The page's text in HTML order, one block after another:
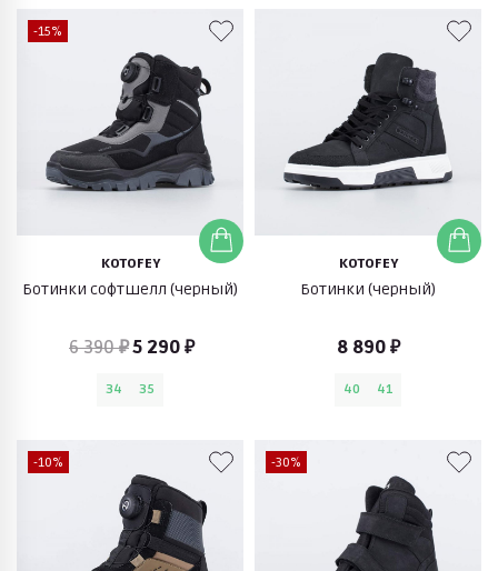
-15%
KOTOFEY
Ботинки софтшелл (черный)
6 390 ₽5 290 ₽
34 35
KOTOFEY
Ботинки (черный)
8 890 ₽
40 41
-10% -30%